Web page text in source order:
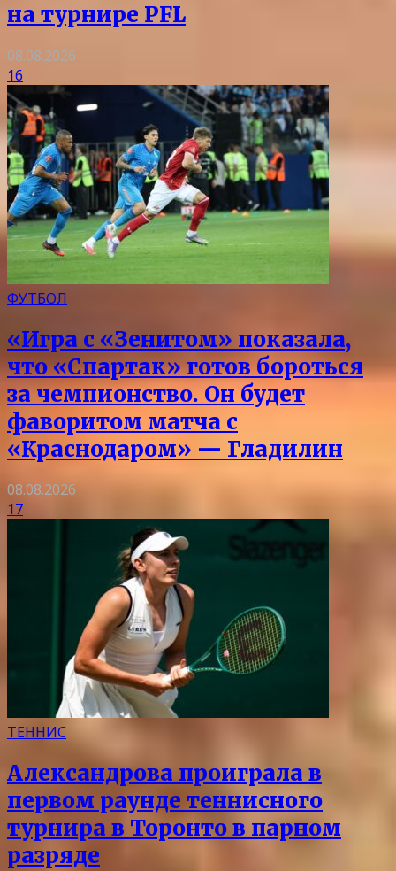
на турнире PFL
08.08.2026
16
ФУТБОЛ
«Игра с «Зенитом» показала,
что «Спартак» готов бороться
за чемпионство. Он будет
фаворитом матча с
«Краснодаром» — Гладилин
08.08.2026
17
ТЕННИС
Александрова проиграла в
первом раунде теннисного
турнира в Торонто в парном
разряде